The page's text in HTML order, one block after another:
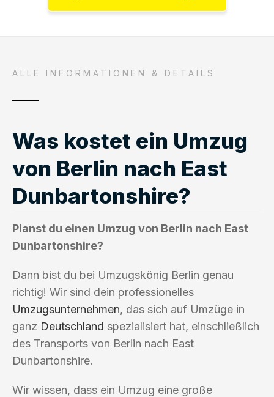
ALLE INFORMATIONEN & DETAILS
Was kostet ein Umzug
von Berlin nach East
Dunbartonshire?
Planst du einen Umzug von Berlin nach East
Dunbartonshire?
Dann bist du bei Umzugskönig Berlin genau
richtig! Wir sind dein professionelles
Umzugsunternehmen, das sich auf Umzüge in
ganz Deutschland spezialisiert hat, einschließlich
des Transports von Berlin nach East
Dunbartonshire.
Wir wissen, dass ein Umzug eine große